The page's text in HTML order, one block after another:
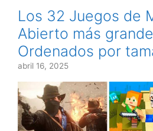
Los 32 Juegos de
Abierto más
Ordenados por
abril 16, 2025